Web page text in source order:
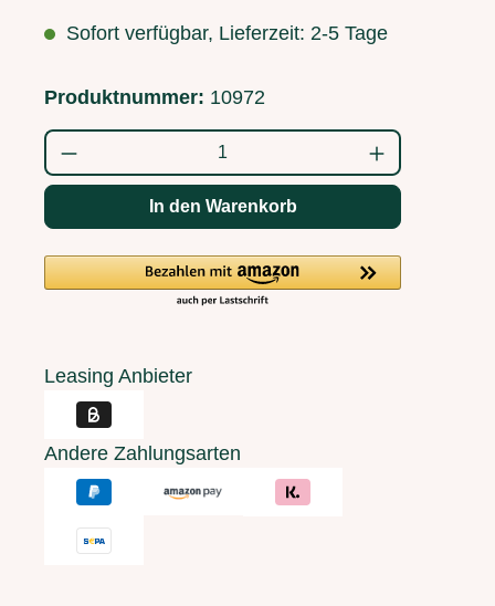
Sofort verfügbar, Lieferzeit: 2-5 Tage
Produktnummer: 10972
Produkt Anzahl: Gib den gewünschten
In den Warenkorb
Leasing Anbieter
Andere Zahlungsarten